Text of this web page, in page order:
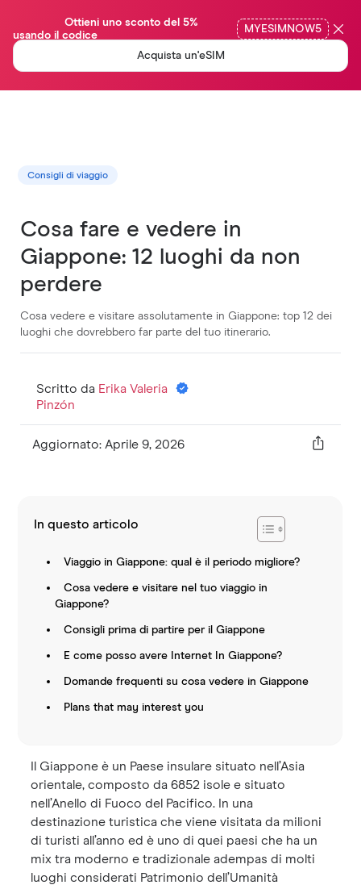
usando il codice
MYESIMNOW5
Acquista un'eSIM
Consigli di viaggio
Cosa fare e vedere in
Giappone: 12 luoghi da non
perdere
Cosa vedere e visitare assolutamente in Giappone: top 12 dei
luoghi che dovrebbero far parte del tuo itinerario.
Scritto da Erika Valeria
Pinzón
Aggiornato: Aprile 9, 2026
In questo articolo
Viaggio in Giappone: qual è il periodo migliore?
Cosa vedere e visitare nel tuo viaggio in
Giappone?
Consigli prima di partire per il Giappone
E come posso avere Internet In Giappone?
Domande frequenti su cosa vedere in Giappone
Plans that may interest you
Il Giappone è un Paese insulare situato nell’Asia
orientale, composto da 6852 isole e situato
nell’Anello di Fuoco del Pacifico. In una
destinazione turistica che viene visitata da milioni
di turisti all’anno ed è uno di quei paesi che ha un
mix tra moderno e tradizionale adempas di molti
luoghi considerati Patrimonio dell’Umanità